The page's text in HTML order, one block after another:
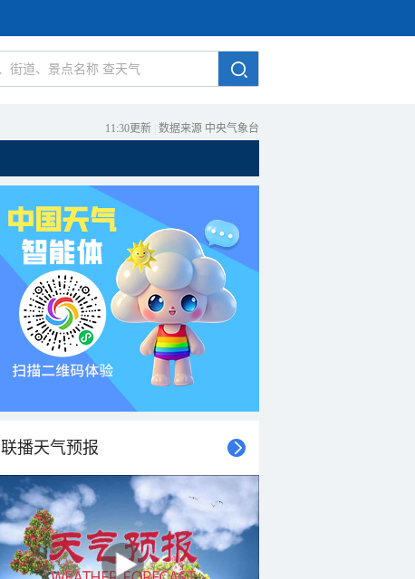
11:30更新 数据来源 中央气象台
联播天气预报